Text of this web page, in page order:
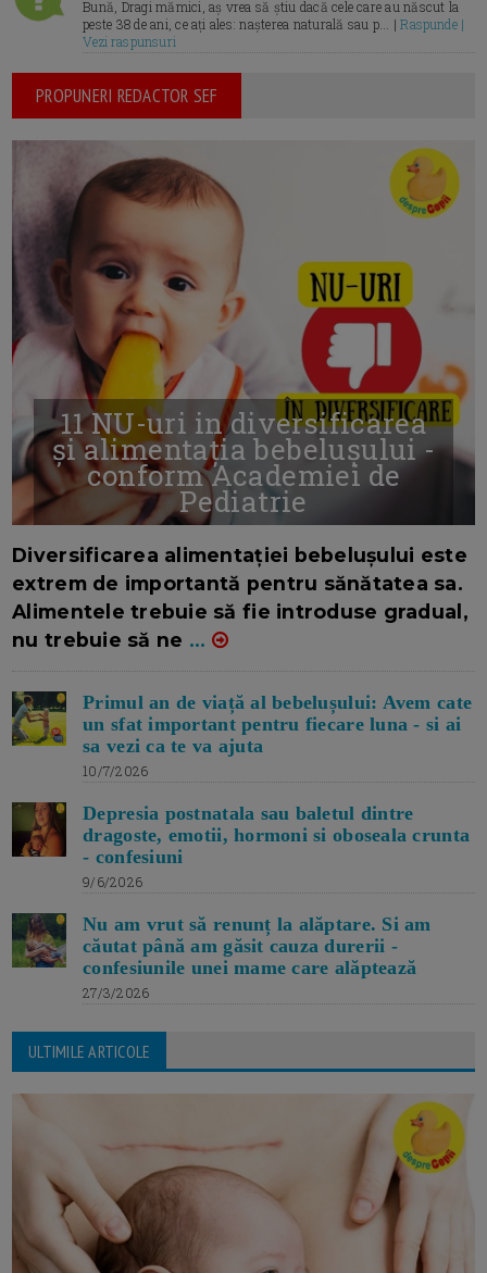
Bună, Dragi mămici, aș vrea să știu dacă cele care au născut la
peste 38 de ani, ce ați ales: nașterea naturală sau p... |Raspunde |
Vezi raspunsuri
PROPUNERI REDACTOR SEF
11 NU-uri in diversificarea
și alimentația bebelușului -
conform Academiei de
Pediatrie
Diversificarea alimentației bebelușului este
extrem de importantă pentru sănătatea sa.
Alimentele trebuie să fie introduse gradual,
nu trebuie să ne ...
Primul an de viață al bebelușului: Avem cate
un sfat important pentru fiecare luna - si ai
sa vezi ca te va ajuta
10/7/2026
Depresia postnatala sau baletul dintre
dragoste, emotii, hormoni si oboseala crunta
- confesiuni
9/6/2026
Nu am vrut să renunț la alăptare. Si am
căutat până am găsit cauza durerii -
confesiunile unei mame care alăptează
27/3/2026
ULTIMILE ARTICOLE